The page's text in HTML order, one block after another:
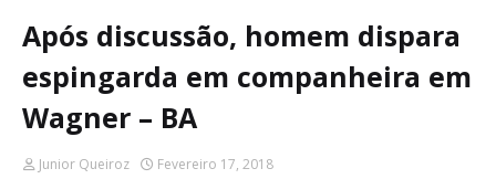
Após discussão, homem dispara
espingarda em companheira em
Wagner – BA
Junior Queiroz Fevereiro 17, 2018